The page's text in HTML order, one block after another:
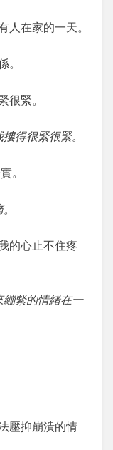
人在家的一天。
。
很緊。
得很緊很緊。
。
的心止不住疼
緊的情緒在一
壓抑崩潰的情